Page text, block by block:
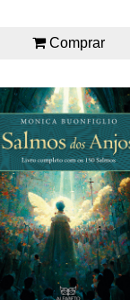
Comprar